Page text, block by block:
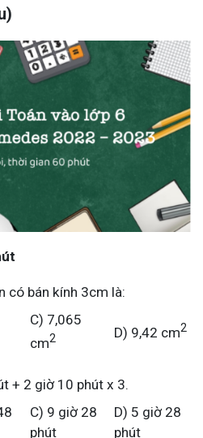
có bán kính 3cm là:
C) 7,065
cm2 D) 9,42 cm2
+ 2 giờ 10 phút x 3.
C) 9 giờ 28
phút
D) 5 giờ 28
phút